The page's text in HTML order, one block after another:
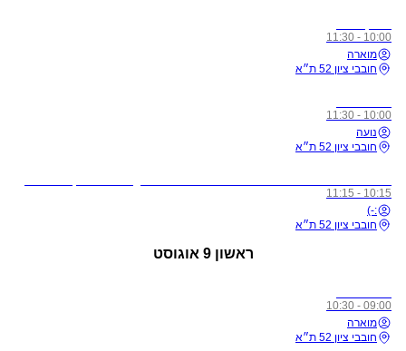
10:00 - 11:30
מוארה
חובבי ציון 52 ת״א
10:00 - 11:30
נועה
חובבי ציון 52 ת״א
10:15 - 11:15
:-)
חובבי ציון 52 ת״א
ראשון 9 אוגוסט
09:00 - 10:30
מוארה
חובבי ציון 52 ת״א